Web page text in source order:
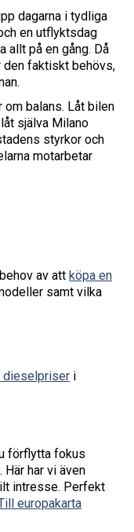
dagarna i tydliga
en utflyktsdag
allt på en gång. Då
den faktiskt behövs,
om balans. Låt bilen
själva Milano
styrkor och
motarbetar
av att köpa en
samt vilka
dieselpriser i
förflytta fokus
har vi även
intresse. Perfekt
europakarta